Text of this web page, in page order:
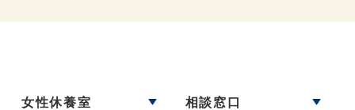
女性休養室 相談窓口